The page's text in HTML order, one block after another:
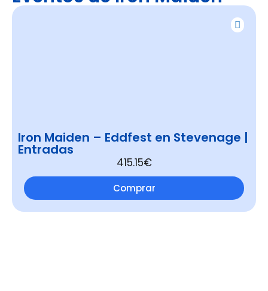
Iron Maiden – Eddfest en Stevenage |
Entradas
415.15€
Comprar